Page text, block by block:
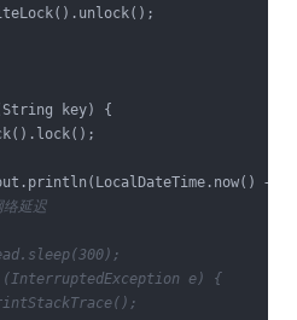
key)
{
+
延迟
e) {